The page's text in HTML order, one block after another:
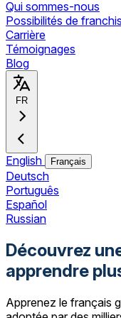
Qui sommes-nous
Possibilités de
Carrière
Témoignages
Blog
FR
English Français
Deutsch
Português
Español
Russian
Découvrez
apprendre
Apprenez le français